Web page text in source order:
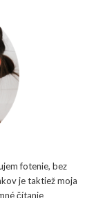
fotenie, bez
je taktiež moja
čítanie